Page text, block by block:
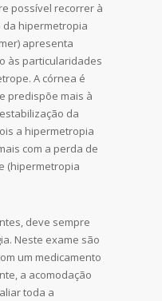
possível recorrer à
da hipermetropia
apresenta
às particularidades
A córnea é
predispõe mais à
da
a hipermetropia
com a perda de
(hipermetropia
deve sempre
Neste exame são
um medicamento
a acomodação
toda a